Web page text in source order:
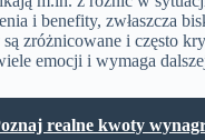
i benefity, zwłaszcza
są zróżnicowane i często
emocji i wymaga
realne kwoty